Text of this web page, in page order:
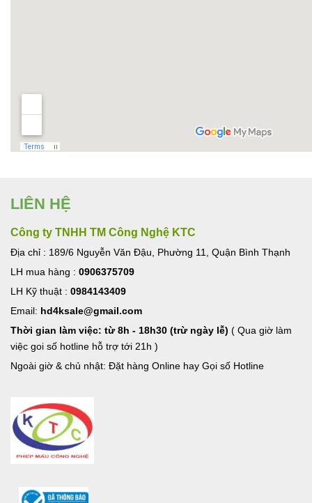
LIÊN HỆ
Công ty TNHH TM Công Nghệ KTC
Địa chỉ : 189/6 Nguyễn Văn Đậu, Phường 11, Quận Bình Thạnh
LH mua hàng : 0906375709
LH Kỹ thuật : 0984143409
Email: hd4ksale@gmail.com
Thời gian làm việc: từ 8h - 18h30 (trừ ngày lễ) ( Qua giờ làm
việc goi số hotline hỗ trợ tới 21h )
Ngoài giờ & chủ nhật: Đặt hàng Online hay Gọi số Hotline